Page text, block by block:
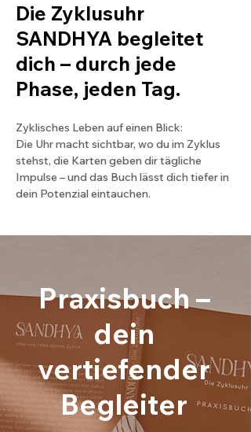
Die Zyklusuhr
SANDHYA begleitet
dich – durch jede
Phase, jeden Tag.
Zyklisches Leben auf einen Blick:
Die Uhr macht sichtbar, wo du im Zyklus
stehst, die Karten geben dir tägliche
Impulse – und das Buch lässt dich tiefer in
dein Potenzial eintauchen.
Praxisbuch–
dein
vertiefender
Begleiter